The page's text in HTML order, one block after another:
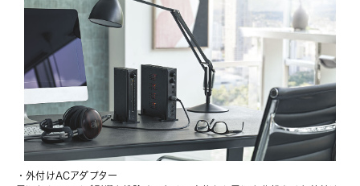
・外付けACアダプター